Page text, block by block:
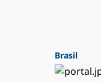
Brasil